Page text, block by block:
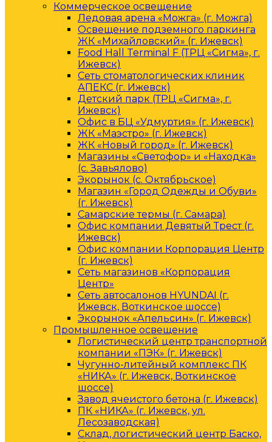
Коммерческое освещение
Ледовая арена «Можга» (г. Можга)
Освещение подземного паркинга
ЖК «Михайловский» (г. Ижевск)
Food Hall Terminal F (ТРЦ «Сигма», г.
Ижевск)
Сеть стоматологических клиник
АПЕКС (г. Ижевск)
Детский парк (ТРЦ «Сигма», г.
Ижевск)
Офис в БЦ «Удмуртия» (г. Ижевск)
ЖК «Маэстро» (г. Ижевск)
ЖК «Новый город» (г. Ижевск)
Магазины «Светофор» и «Находка»
(с. Завьялово)
Экорынок (с. Октябрьское)
Магазин «Город Одежды и Обуви»
(г. Ижевск)
Самарские термы (г. Самара)
Офис компании Девятый Трест (г.
Ижевск)
Офис компании Корпорация Центр
(г. Ижевск)
Сеть магазинов «Корпорация
Центр»
Сеть автосалонов HYUNDAI (г.
Ижевск, Воткинское шоссе)
Экорынок «Апельсин» (г. Ижевск)
Промышленное освещение
Логистический центр транспортной
компании «ПЭК» (г. Ижевск)
Чугунно-литейный комплекс ПК
«НИКА» (г. Ижевск, Воткинское
шоссе)
Завод ячеистого бетона (г. Ижевск)
ПК «НИКА» (г. Ижевск, ул.
Лесозаводская)
Склад, логистический центр Баско,